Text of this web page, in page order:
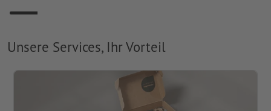
Unsere Services, Ihr Vorteil